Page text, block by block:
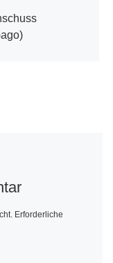
Erforderliche